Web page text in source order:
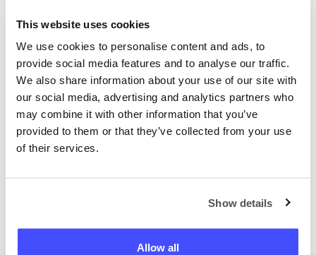
This website uses cookies
We use cookies to personalise content and ads, to
provide social media features and to analyse our traffic.
We also share information about your use of our site with
our social media, advertising and analytics partners who
may combine it with other information that you’ve
provided to them or that they’ve collected from your use
of their services.
Show details
Allow all
partiellement ou complètement, à tout
moment dans les paramètres de votre
navigateur web. Certaines sections de ce site
peuvent devenir indisponibles en cas de
désactivation des cookies.
Localisez n’importe quel